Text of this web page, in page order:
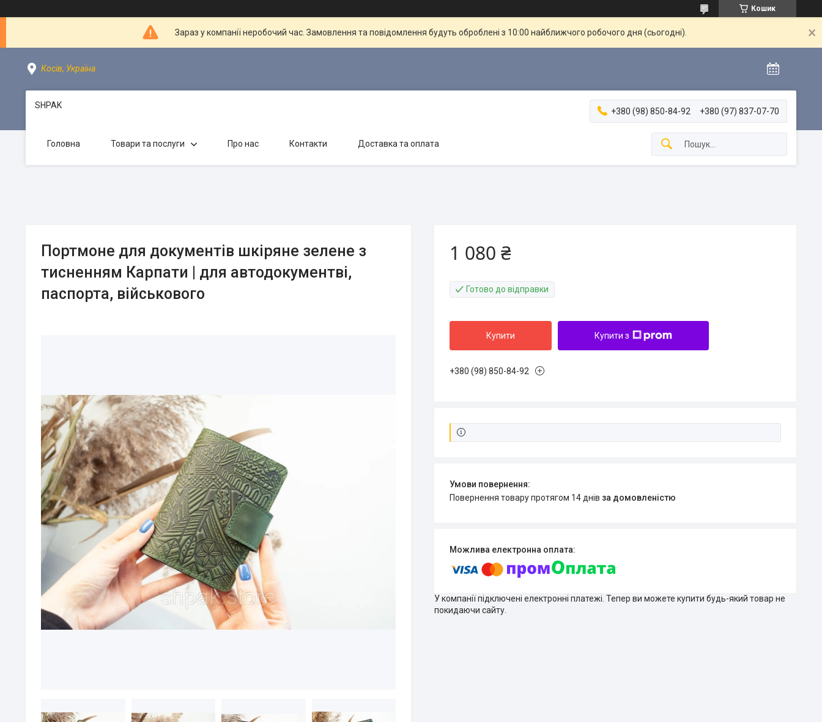
Кошик
Зараз у компанії неробочий час. Замовлення та повідомлення будуть оброблені з 10:00 найближчого робочого дня (сьогодні).
Косів, Україна
SHPAK
+380 (98) 850-84-92 +380 (97) 837-07-70
Головна Товари та послуги Про нас Контакти Доставка та оплата
Портмоне для документів шкіряне зелене з
тисненням Карпати | для автодокументві,
паспорта, військового
1 080 ₴
Готово до відправки
Купити Купити з
+380 (98) 850-84-92
повернення товару протягом 14 днів за домовленістю
У компанії підключені електронні платежі. Тепер ви можете купити будь-який товар не
покидаючи сайту.